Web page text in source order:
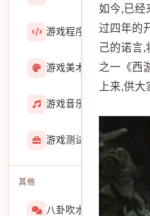
游戏程序 36423
游戏美术 3601
游戏音乐
游戏测试与GM273
其他
八卦吹水
如今,已经
过四年的
己的诺言,
之一《西
上来,供大